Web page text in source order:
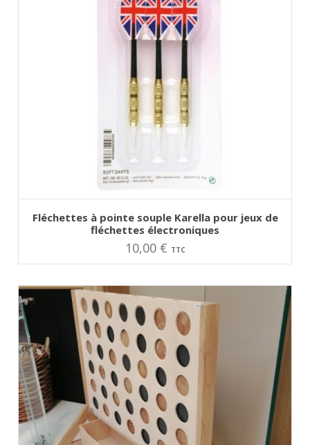
Fléchettes à pointe souple Karella pour jeux de
fléchettes électroniques
10,00 € TTC